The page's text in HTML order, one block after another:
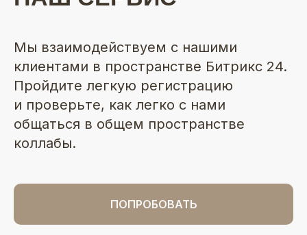
Мы взаимодействуем с нашими
клиентами в пространстве Битрикс 24.
Пройдите легкую регистрацию
и проверьте, как легко с нами
общаться в общем пространстве
коллабы.
ПОПРОБОВАТЬ